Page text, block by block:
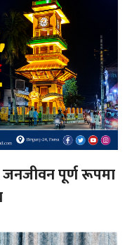
जनजीवन पूर्ण रूपमा